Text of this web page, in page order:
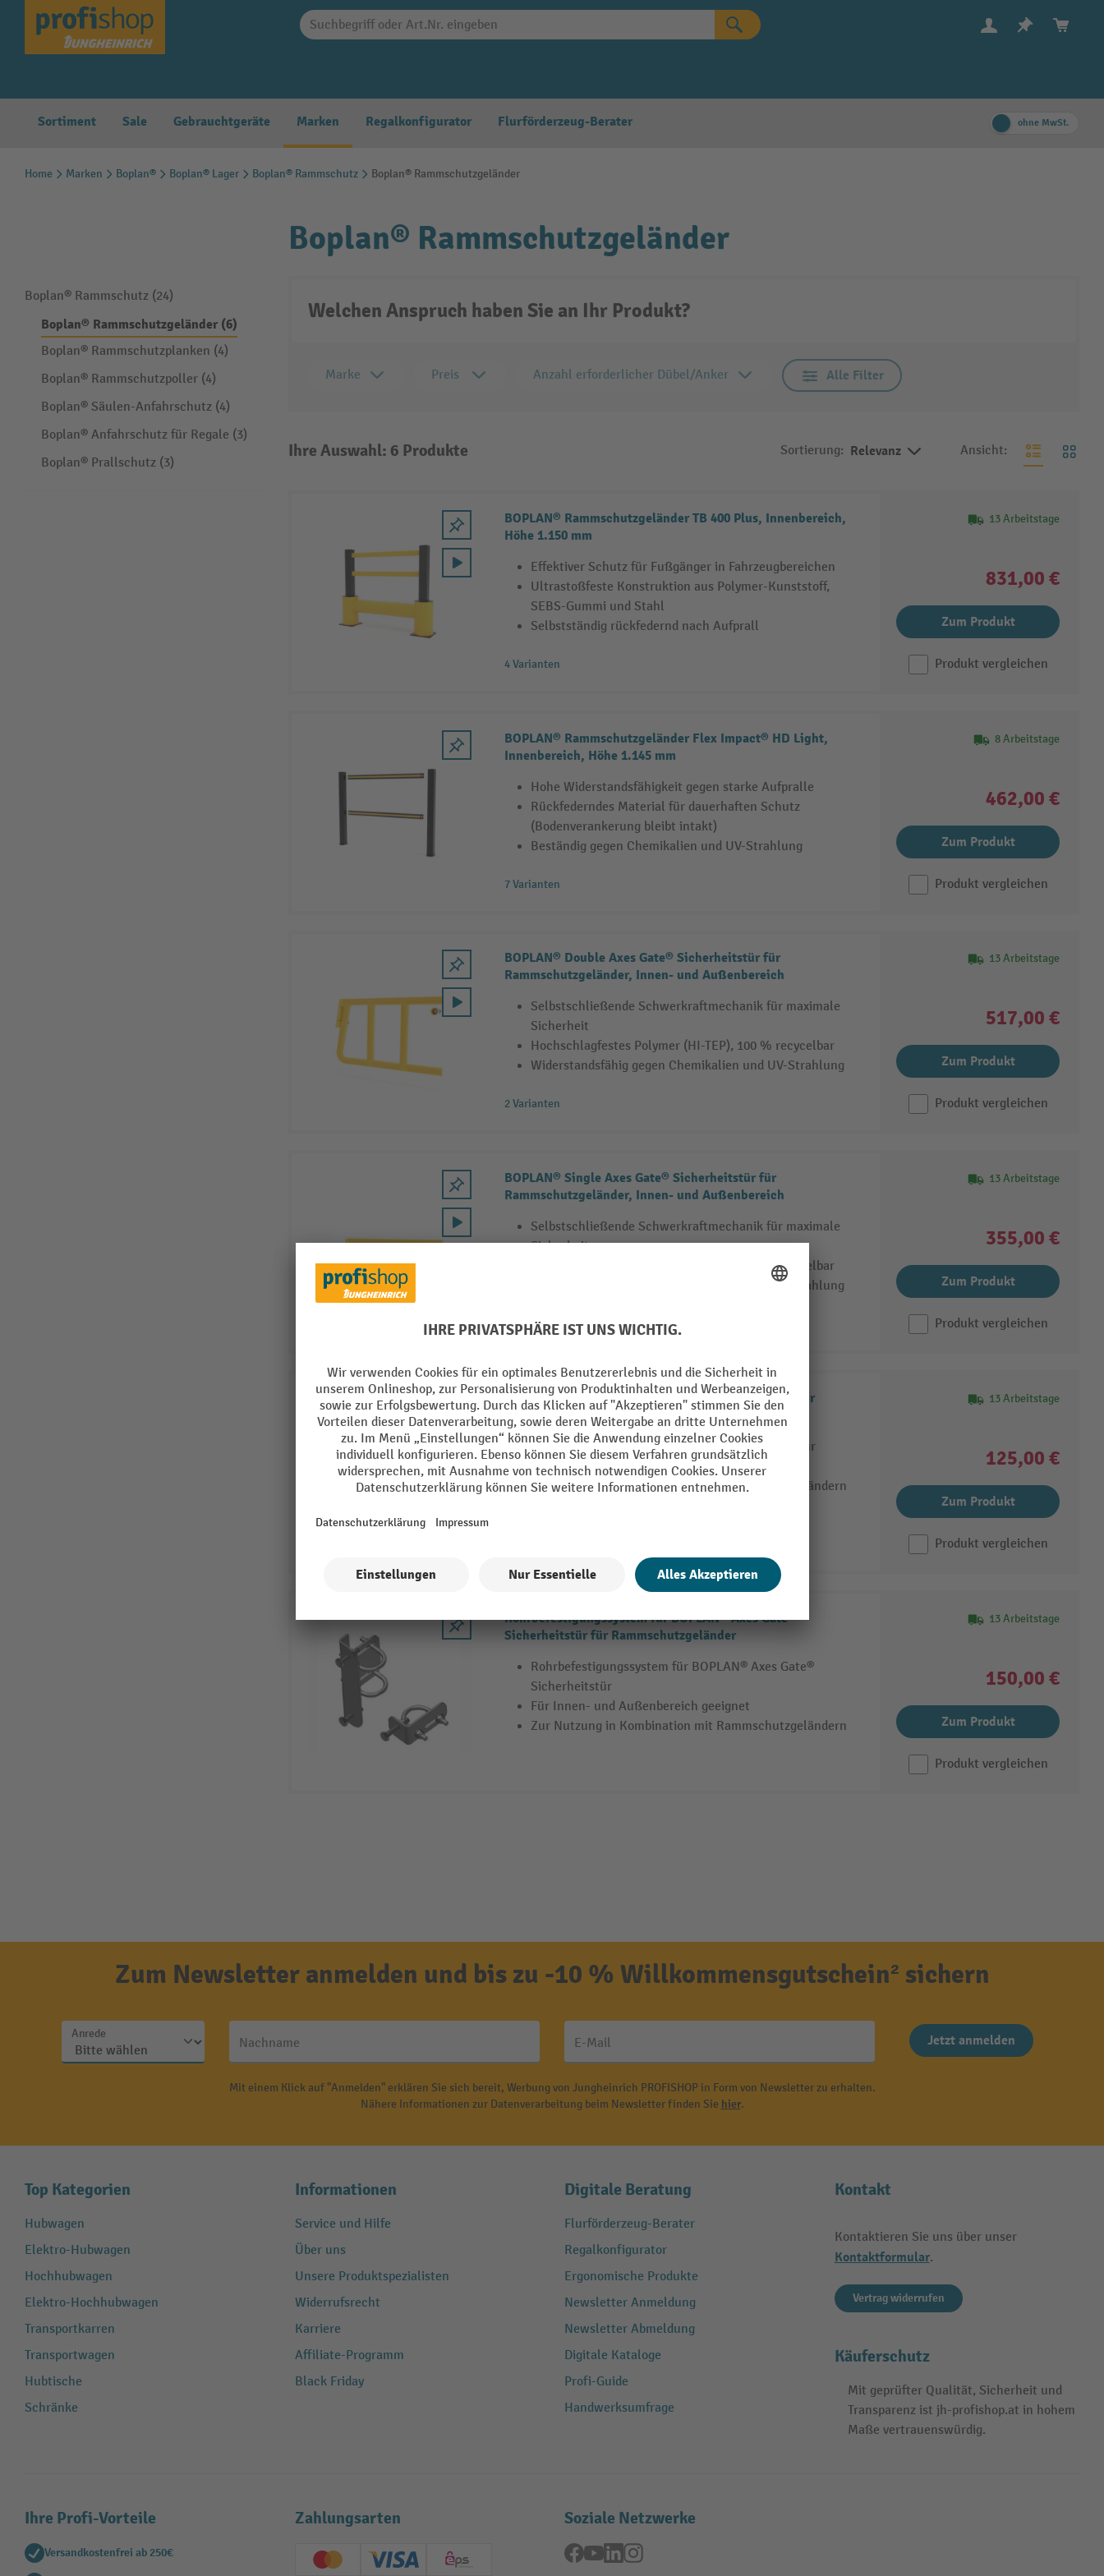
Zur Hauptnavigation springen
Sortiment Sale Gebrauchtgeräte Marken Regalkonfigurator Flurförderzeug-Berater ohne MwSt.
Home Marken Boplan® Boplan® Lager Boplan® Rammschutz Boplan® Rammschutzgeländer
Boplan® Rammschutz (24)
Boplan® Rammschutzgeländer (6)
Boplan® Rammschutzplanken (4)
Boplan® Rammschutzpoller (4)
Boplan® Säulen-Anfahrschutz (4)
Boplan® Anfahrschutz für Regale (3)
Boplan® Prallschutz (3)
Boplan® Rammschutzgeländer
Welchen Anspruch haben Sie an Ihr Produkt?
Marke Preis Anzahl erforderlicher Dübel/Anker Alle Filter
Ihre Auswahl: 6 Produkte Sortierung: Relevanz Ansicht:
BOPLAN® Rammschutzgeländer TB 400 Plus, Innenbereich,
Höhe 1.150 mm
Effektiver Schutz für Fußgänger in Fahrzeugbereichen
Ultrastoßfeste Konstruktion aus Polymer-Kunststoff,
SEBS-Gummi und Stahl
Selbstständig rückfedernd nach Aufprall
4 Varianten
13 Arbeitstage
831,00 €
Zum Produkt
Produkt vergleichen
BOPLAN® Rammschutzgeländer Flex Impact® HD Light,
Innenbereich, Höhe 1.145 mm
Hohe Widerstandsfähigkeit gegen starke Aufpralle
Rückfederndes Material für dauerhaften Schutz
(Bodenverankerung bleibt intakt)
Beständig gegen Chemikalien und UV-Strahlung
7 Varianten
8 Arbeitstage
462,00 €
Zum Produkt
Produkt vergleichen
BOPLAN® Double Axes Gate® Sicherheitstür für
Rammschutzgeländer, Innen- und Außenbereich
Selbstschließende Schwerkraftmechanik für maximale
Sicherheit
Hochschlagfestes Polymer (HI-TEP), 100 % recycelbar
Widerstandsfähig gegen Chemikalien und UV-Strahlung
2 Varianten
13 Arbeitstage
517,00 €
Zum Produkt
Produkt vergleichen
BOPLAN® Single Axes Gate® Sicherheitstür für
Rammschutzgeländer, Innen- und Außenbereich
Selbstschließende Schwerkraftmechanik für maximale
Sicherheit
Hochschlagfestes Polymer (HI-TEP), 100 % recycelbar
Widerstandsfähig gegen Chemikalien und UV-Strahlung
2 Varianten
13 Arbeitstage
355,00 €
Zum Produkt
Produkt vergleichen
L-Bracket für BOPLAN® Axes Gate® Sicherheitstür für
Rammschutzgeländer
L-Bracket für BOPLAN® Axes Gate® Sicherheitstür
Für Innen- und Außenbereich geeignet
Zur Nutzung in Kombination mit Rammschutzgeländern
13 Arbeitstage
125,00 €
Zum Produkt
Produkt vergleichen
Rohrbefestigungssystem für BOPLAN® Axes Gate®
Sicherheitstür für Rammschutzgeländer
Rohrbefestigungssystem für BOPLAN® Axes Gate®
Sicherheitstür
Für Innen- und Außenbereich geeignet
Zur Nutzung in Kombination mit Rammschutzgeländern
13 Arbeitstage
150,00 €
Zum Produkt
Produkt vergleichen
Zum Newsletter anmelden und bis zu -10 % Willkommensgutschein² sichern
Anrede
Nachname E-Mail Jetzt anmelden
Mit einem Klick auf "Anmelden" erklären Sie sich bereit, Werbung von Jungheinrich PROFISHOP in Form von Newsletter zu erhalten.
Nähere Informationen zur Datenverarbeitung beim Newsletter finden Sie hier.
Top Kategorien
Hubwagen
Elektro-Hubwagen
Hochhubwagen
Elektro-Hochhubwagen
Transportkarren
Transportwagen
Hubtische
Schränke
Informationen
Service und Hilfe
Über uns
Unsere Produktspezialisten
Widerrufsrecht
Karriere
Affiliate-Programm
Black Friday
Digitale Beratung
Flurförderzeug-Berater
Regalkonfigurator
Ergonomische Produkte
Newsletter Anmeldung
Newsletter Abmeldung
Digitale Kataloge
Profi-Guide
Handwerksumfrage
Kontakt
Kontaktieren Sie uns über unser
Kontaktformular.
Vertrag widerrufen
Käuferschutz
Mit geprüfter Qualität, Sicherheit und
Transparenz ist jh-profishop.at in hohem
Maße vertrauenswürdig.
Ihre Profi-Vorteile
Versandkostenfrei ab 250€
Zahlungsarten
Creditcard (Master)Creditcard (Visa)
EPS
Soziale Netzwerke
Facebook
YouTubeLinkedInInstagram